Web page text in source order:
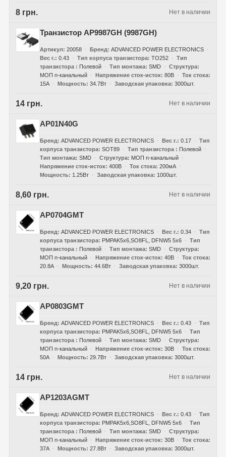
8 грн. Нет в наличии
Транзистор AP9987GH (9987GH)
Артикул 20058 Бренд
ADVANCED POWER ELECTRONICS
Вес г. 0.43 Тип корпуса транзистора TO252
Тип
транзистора
Полевой Тип монтажа SMD
Структура
МОП n-канальный
Напряжение сток-исток 80В
Ток стока
15А
Мощность 34.7Вт Заводская упаковка 3000шт.
14 грн. Нет в наличии
AP01N40G
Бренд ADVANCED POWER ELECTRONICS Вес г. 0.17
Тип
корпуса транзистора SOT89 Тип транзистора
Полевой
Тип монтажа SMD Структура
МОП n-канальный
Напряжение сток-исток 400В Ток стока 200мА
Мощность
1.25Вт Заводская упаковка 1000шт.
8,60 грн. Нет в наличии
AP0704GMT
Бренд ADVANCED POWER ELECTRONICS Вес г. 0.34
Тип
корпуса транзистора
PMPAK5x6,SO8FL, DFNW5 5x6
Тип
транзистора
Полевой Тип монтажа SMD
Структура
МОП n-канальный
Напряжение сток-исток 40В
Ток стока
20.8А
Мощность 44.6Вт Заводская упаковка 3000шт.
9,20 грн. Нет в наличии
AP0803GMT
Бренд ADVANCED POWER ELECTRONICS Вес г. 0.43
Тип
корпуса транзистора
PMPAK5x6,SO8FL, DFNW5 5x6
Тип
транзистора
Полевой Тип монтажа SMD
Структура
МОП n-канальный
Напряжение сток-исток 30В
Ток стока
50А
Мощность 29.7Вт Заводская упаковка 3000шт.
14 грн. Нет в наличии
AP1203AGMT
Бренд ADVANCED POWER ELECTRONICS Вес г. 0.43
Тип
корпуса транзистора
PMPAK5x6,SO8FL, DFNW5 5x6
Тип
транзистора
Полевой Тип монтажа SMD
Структура
МОП n-канальный
Напряжение сток-исток 30В
Ток стока
37А
Мощность 27.8Вт Заводская упаковка 3000шт.